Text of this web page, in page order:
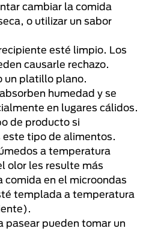
cambiar la comida
o utilizar un sabor
esté limpio. Los
causarle rechazo.
un platillo plano.
humedad y se
en lugares cálidos.
de producto si
tipo de alimentos.
a temperatura
olor les resulte más
en el microondas
templada a temperatura
pasear pueden tomar un